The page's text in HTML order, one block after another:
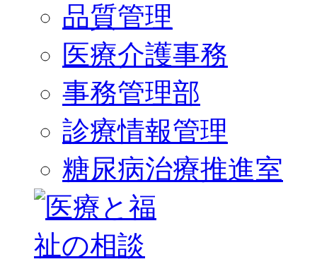
品質管理
医療介護事務
事務管理部
診療情報管理
糖尿病治療推進室